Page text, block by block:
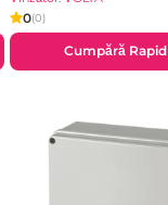
0(0)
Cumpără Rapid